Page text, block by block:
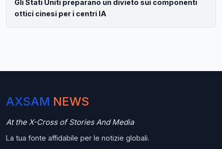
Gli Stati Uniti preparano un divieto sui componenti
ottici cinesi per i centri IA
AXSAM NEWS
At the X-Cross of Stories And Media
La tua fonte affidabile per le notizie globali.